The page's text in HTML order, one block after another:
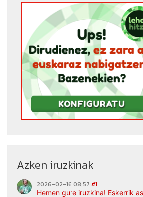
Azken iruzkinak
2026-02-16 08:57 #1
Hemen gure iruzkina! Eskerrik